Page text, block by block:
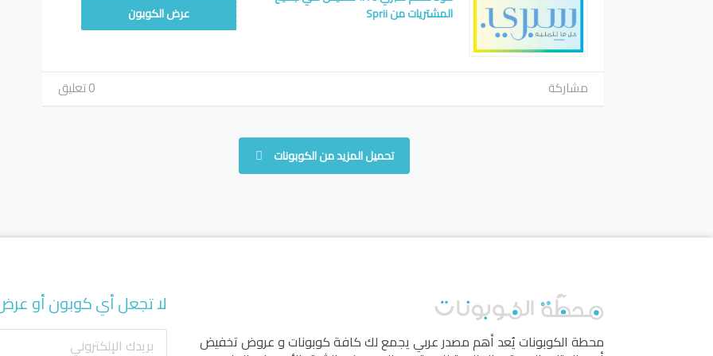
المشتريات من Sprii
WAFY1عرض الكوبون
مشاركة 0 تعليق
تحميل المزيد من الكوبونات
محطة الكوبوناتيُعد أهم مصدر عربي يجمع لك كافة كوبونات و عروض تخفيض
لا تجعل أي كوبون أو